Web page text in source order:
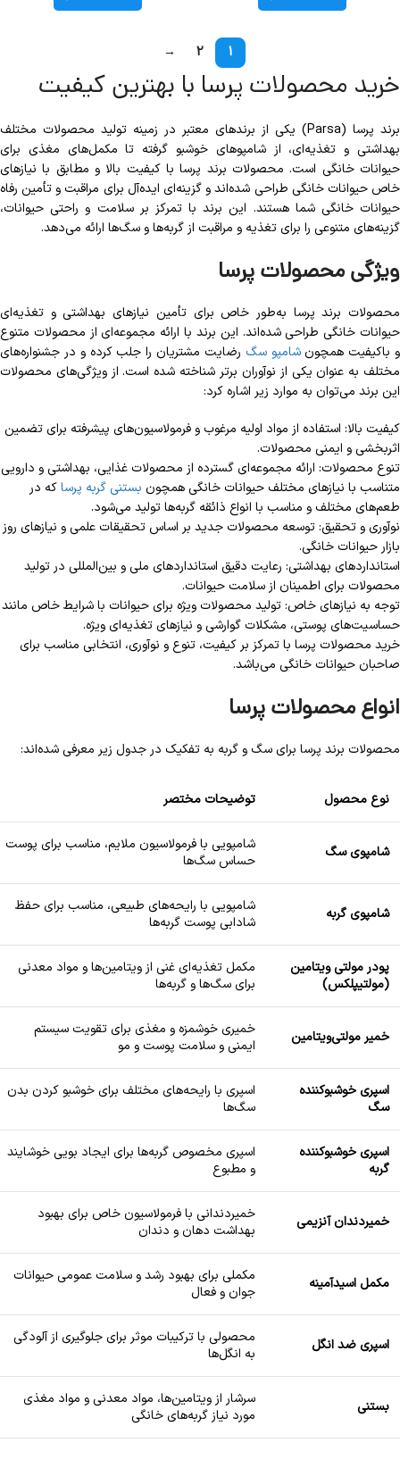
1
2
→
خرید محصولات پرسا با بهترین کیفیت
برند پرسا (Parsa) یکی از برندهای معتبر در زمینه تولید محصولات مختلف
بهداشتی و تغذیه‌ای، از شامپوهای خوشبو گرفته تا مکمل‌های مغذی برای
حیوانات خانگی است. محصولات برند پرسا با کیفیت بالا و مطابق با نیازهای
خاص حیوانات خانگی طراحی شده‌اند و گزینه‌ای ایده‌آل برای مراقبت و تأمین رفاه
حیوانات خانگی شما هستند. این برند با تمرکز بر سلامت و راحتی حیوانات،
گزینه‌های متنوعی را برای تغذیه و مراقبت از گربه‌ها و سگ‌ها ارائه می‌دهد.
ویژگی محصولات پرسا
محصولات برند پرسا به‌طور خاص برای تأمین نیازهای بهداشتی و تغذیه‌ای
حیوانات خانگی طراحی شده‌اند. این برند با ارائه مجموعه‌ای از محصولات متنوع
و باکیفیت همچونشامپو سگ رضایت مشتریان را جلب کرده و در جشنواره‌های
مختلف به‌ عنوان یکی از نوآوران برتر شناخته شده است. از ویژگی‌های محصولات
این برند می‌توان به موارد زیر اشاره کرد:
کیفیت بالا: استفاده از مواد اولیه مرغوب و فرمولاسیون‌های پیشرفته برای تضمین
اثربخشی و ایمنی محصولات.
تنوع محصولات: ارائه مجموعه‌ای گسترده از محصولات غذایی، بهداشتی و دارویی
متناسب با نیازهای مختلف حیوانات خانگی همچون بستنی گربه پرساکه در
طعم‌های مختلف و مناسب با انواع ذائقه گربه‌ها تولید می‌شود.
نوآوری و تحقیق: توسعه محصولات جدید بر اساس تحقیقات علمی و نیازهای روز
بازار حیوانات خانگی.
استانداردهای بهداشتی: رعایت دقیق استانداردهای ملی و بین‌المللی در تولید
محصولات برای اطمینان از سلامت حیوانات.
توجه به نیازهای خاص: تولید محصولات ویژه برای حیوانات با شرایط خاص مانند
حساسیت‌های پوستی، مشکلات گوارشی و نیازهای تغذیه‌ای ویژه.
خرید محصولات پرسا با تمرکز بر کیفیت، تنوع و نوآوری، انتخابی مناسب برای
صاحبان حیوانات خانگی می‌باشد.
انواع محصولات پرسا
محصولات برند پرسا برای سگ و گربه به تفکیک در جدول زیر معرفی شده‌اند:
نوع محصول توضیحات مختصر
شامپوی سگ
شامپویی با فرمولاسیون ملایم، مناسب برای پوست
حساس سگ‌ها
شامپوی گربه
شامپویی با رایحه‌های طبیعی، مناسب برای حفظ
شادابی پوست گربه‌ها
پودر مولتی ویتامین
(مولتیپلکس)
مکمل تغذیه‌ای غنی از ویتامین‌ها و مواد معدنی
برای سگ‌ها و گربه‌ها
خمیر مولتیویتامین
خمیری خوشمزه و مغذی برای تقویت سیستم
ایمنی و سلامت پوست و مو
اسپری خوشبوکننده
سگ
اسپری با رایحه‌های مختلف برای خوشبو کردن بدن
سگ‌ها
اسپری خوشبوکننده
گربه
اسپری مخصوص گربه‌ها برای ایجاد بویی خوشایند
و مطبوع
خمیردندان آنزیمی
خمیردندانی با فرمولاسیون خاص برای بهبود
بهداشت دهان و دندان
مکمل اسیدآمینه
مکملی برای بهبود رشد و سلامت عمومی حیوانات
جوان و فعال
اسپری ضد انگل
محصولی با ترکیبات موثر برای جلوگیری از آلودگی
به انگل‌ها
بستنی
سرشار از ویتامین‌ها، مواد معدنی و مواد مغذی
مورد نیاز گربه‌های خانگی